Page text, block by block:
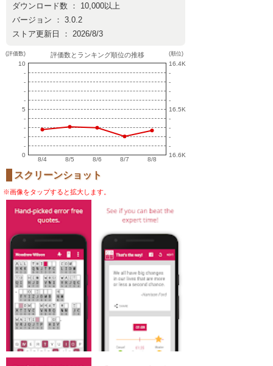
ダウンロード数 ： 10,000以上
バージョン ： 3.0.2
ストア更新日 ： 2026/8/3
(評価数)
10
-
-
-
-
5
-
-
-
-
0
評価数とランキング順位の推移
8/4 8/5 8/6 8/7 8/8
(順位)
16.4K
-
-
-
-
16.5K
-
-
-
-
16.6K
スクリーンショット
※画像をタップすると拡大します。